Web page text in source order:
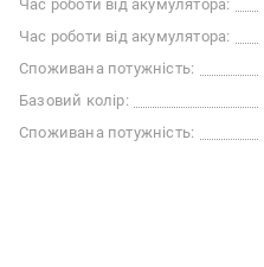
Час роботи від акумулятора:
Час роботи від акумулятора:
Споживана потужність:
Базовий колір:
Споживана потужність: